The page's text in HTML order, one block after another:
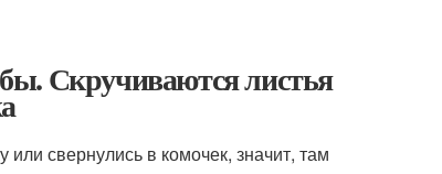
Скручиваются листья
или свернулись в комочек, значит, там